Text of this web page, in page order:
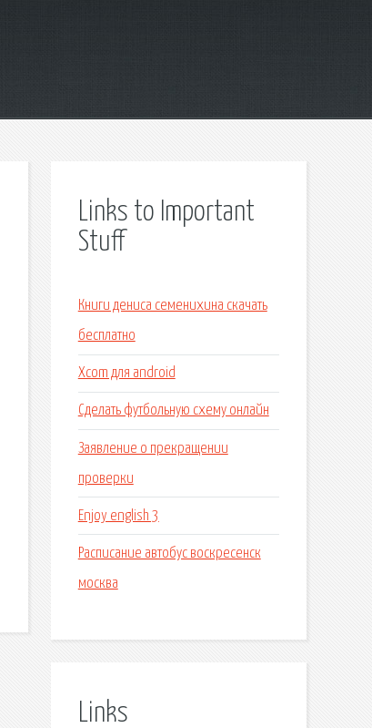
Links to Important
Stuff
Книги дениса семенихина скачать
бесплатно
Xcom для android
Сделать футбольную схему онлайн
Заявление о прекращении
проверки
Enjoy english 3
Расписание автобус воскресенск
москва
Links